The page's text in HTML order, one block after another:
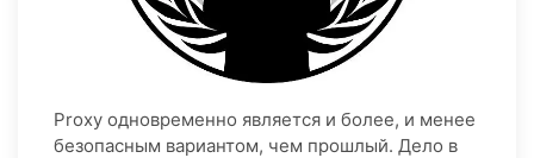
Proxy одновременно является и более, и менее
безопасным вариантом, чем прошлый. Дело в